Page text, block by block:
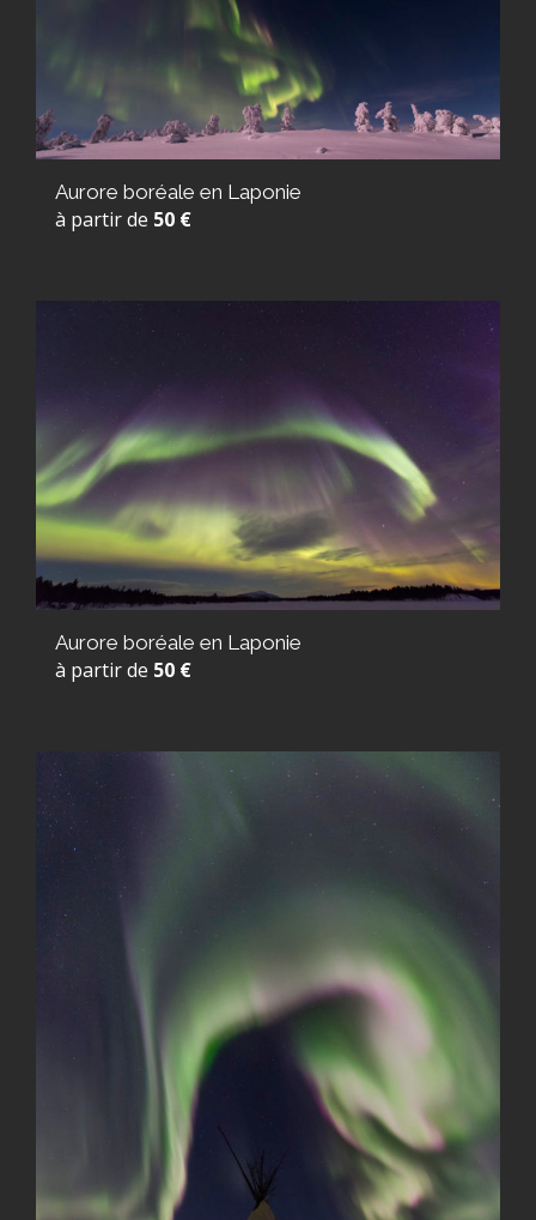
Aurore boréale en Laponie
à partir de 50 €
Aurore boréale en Laponie
à partir de 50 €